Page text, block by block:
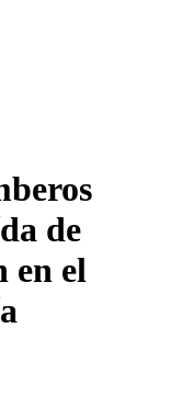
de
en el